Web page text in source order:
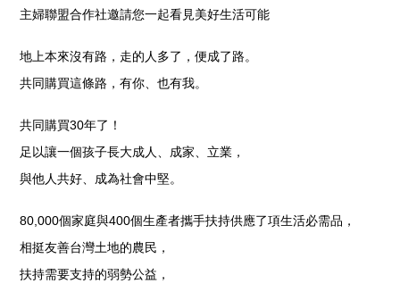
主婦聯盟合作社邀請您一起看見美好生活可能
地上本來沒有路，走的人多了，便成了路。
共同購買這條路，有你、也有我。
共同購買30年了！
足以讓一個孩子長大成人、成家、立業，
與他人共好、成為社會中堅。
80,000個家庭與400個生產者攜手扶持供應了項生活必需品，
相挺友善台灣土地的農民，
扶持需要支持的弱勢公益，